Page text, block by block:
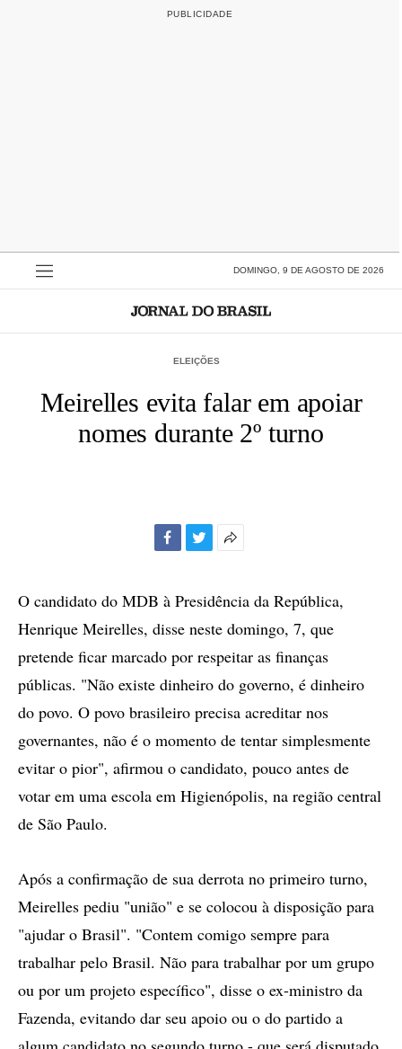
DOMINGO, 9 DE AGOSTO DE 2026
ELEIÇÕES
Meirelles evita falar em apoiar
nomes durante 2º turno
compartilhamento
O candidato do MDB à Presidência da República,
Henrique Meirelles, disse neste domingo, 7, que
pretende ficar marcado por respeitar as finanças
públicas. "Não existe dinheiro do governo, é dinheiro
do povo. O povo brasileiro precisa acreditar nos
governantes, não é o momento de tentar simplesmente
evitar o pior", afirmou o candidato, pouco antes de
votar em uma escola em Higienópolis, na região central
de São Paulo.
Após a confirmação de sua derrota no primeiro turno,
Meirelles pediu "união" e se colocou à disposição para
"ajudar o Brasil". "Contem comigo sempre para
trabalhar pelo Brasil. Não para trabalhar por um grupo
ou por um projeto específico", disse o ex-ministro da
Fazenda, evitando dar seu apoio ou o do partido a